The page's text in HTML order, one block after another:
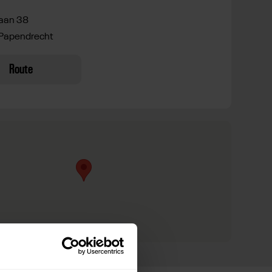
38
Route